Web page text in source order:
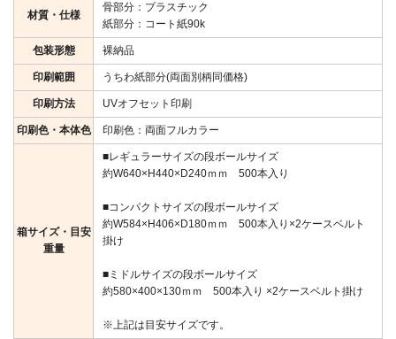
材質・仕様
骨部分：プラスチック
紙部分：コート紙90k
包装形態 裸納品
印刷範囲 うちわ紙部分(両面別柄同価格)
印刷方法 UVオフセット印刷
印刷色・本体色 印刷色：両面フルカラー
箱サイズ・目安
重量
■レギュラーサイズの段ボールサイズ
約W640×H440×D240ｍｍ 500本入り
■コンパクトサイズの段ボールサイズ
約W584×H406×D180ｍｍ 500本入り×2ケースベルト
掛け
■ミドルサイズの段ボールサイズ
約580×400×130ｍｍ 500本入り ×2ケースベルト掛け
※上記は目安サイズです。